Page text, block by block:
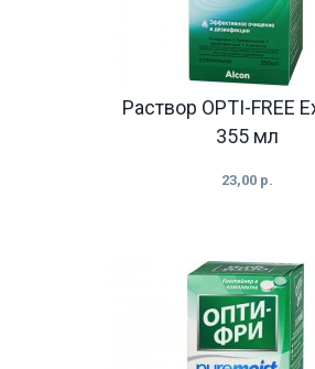
Раствор OPTI-FREE
355 мл
23,00 р.